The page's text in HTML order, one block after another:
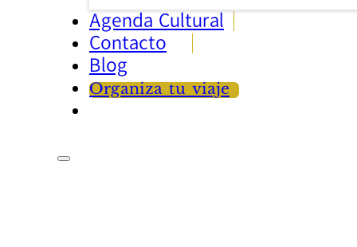
Agenda Cultural
Contacto
Blog
Organiza tu viaje